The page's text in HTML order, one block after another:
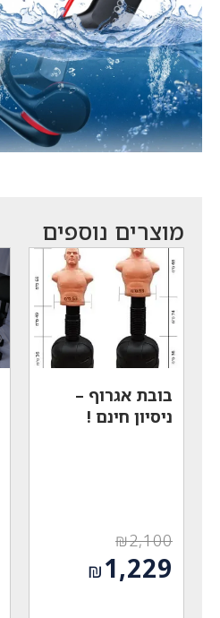
מוצרים נוספים
בובת אגרוף –
ניסיון חינם !
₪2,100
המחיר
המקורי
₪1,229